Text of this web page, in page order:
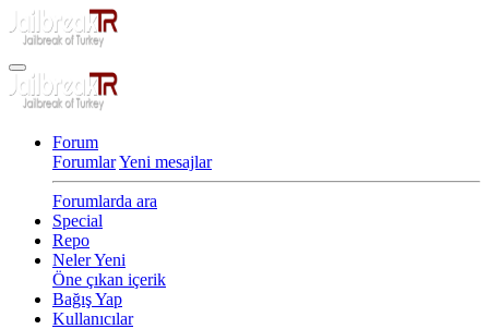
Forum
ForumlarYeni mesajlar
Forumlarda ara
Special
Repo
Neler Yeni
Öne çıkan içerik
Bağış Yap
Kullanıcılar